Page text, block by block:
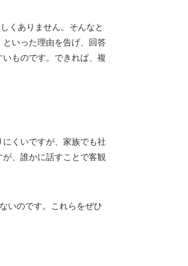
くありません。そんなと
いった理由を告げ、回答
ものです。できれば、複
くいですが、家族でも社
、誰かに話すことで客観
いのです。これらをぜひ